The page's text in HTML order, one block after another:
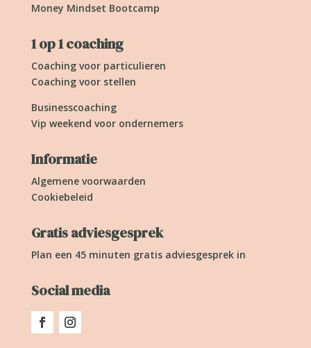
Money Mindset Bootcamp
1 op 1 coaching
Coaching voor particulieren
Coaching voor stellen
Businesscoaching
Vip weekend voor ondernemers
Informatie
Algemene voorwaarden
Cookiebeleid
Gratis adviesgesprek
Plan een 45 minuten gratis adviesgesprek in
Social media